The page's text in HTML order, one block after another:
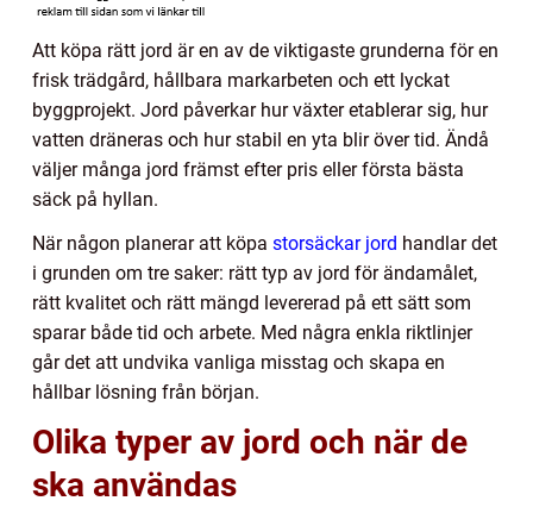
Att köpa rätt jord är en av de viktigaste grunderna för en
frisk trädgård, hållbara markarbeten och ett lyckat
byggprojekt. Jord påverkar hur växter etablerar sig, hur
vatten dräneras och hur stabil en yta blir över tid. Ändå
väljer många jord främst efter pris eller första bästa
säck på hyllan.
När någon planerar att köpa storsäckar jord handlar det
i grunden om tre saker: rätt typ av jord för ändamålet,
rätt kvalitet och rätt mängd levererad på ett sätt som
sparar både tid och arbete. Med några enkla riktlinjer
går det att undvika vanliga misstag och skapa en
hållbar lösning från början.
Olika typer av jord och när de
ska användas